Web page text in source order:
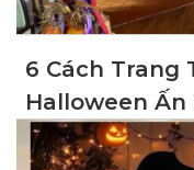
6 Cách Trang
Halloween
Hàng